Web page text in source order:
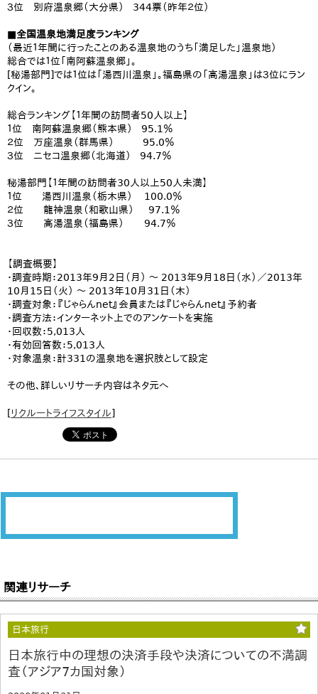
３位 別府温泉郷（大分県） 344票（昨年２位）
■全国温泉地満足度ランキング
（最近１年間に行ったことのある温泉地のうち「満足した」温泉地）
総合では１位「南阿蘇温泉郷」。
[秘湯部門]では１位は「湯西川温泉」。福島県の「高湯温泉」は３位にラン
クイン。
総合ランキング【１年間の訪問者50人以上】
１位 南阿蘇温泉郷（熊本県） 95.1％
２位 万座温泉（群馬県） 95.0％
３位 ニセコ温泉郷（北海道） 94.7％
秘湯部門【１年間の訪問者30人以上50人未満】
１位 湯西川温泉（栃木県） 100.0％
２位 龍神温泉（和歌山県） 97.1％
３位 高湯温泉（福島県） 94.7％
【調査概要】
・調査時期：2013年9月2日（月） ～ 2013年9月18日（水）／2013年
10月15日（火） ～ 2013年10月31日（木）
・調査対象：『じゃらんnet』会員または『じゃらんnet』予約者
・調査方法：インターネット上でのアンケートを実施
・回収数：5,013人
・有効回答数：5,013人
・対象温泉：計331の温泉地を選択肢として設定
その他、詳しいリサーチ内容はネタ元へ
[リクルートライフスタイル]
関連リサーチ
日本旅行
日本旅行中の理想の決済手段や決済についての不満調
査（アジア7カ国対象）